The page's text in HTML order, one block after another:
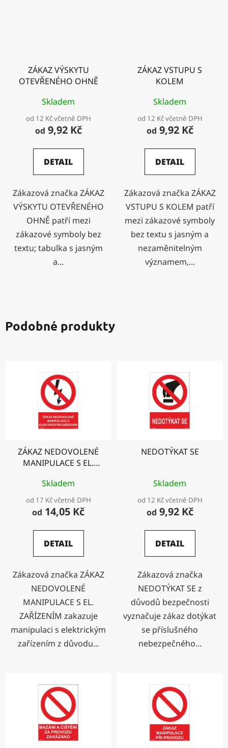
ZÁKAZ VÝSKYTU
OTEVŘENÉHO OHNĚ
Skladem
od 12 Kč včetně DPH
od 9,92 Kč
DETAIL
Zákazová značka ZÁKAZ
VÝSKYTU OTEVŘENÉHO
OHNĚ patří mezi
zákazové symboly bez
textu; tabulka s jasným
a...
ZÁKAZ VSTUPU S
KOLEM
Skladem
od 12 Kč včetně DPH
od 9,92 Kč
DETAIL
Zákazová značka ZÁKAZ
VSTUPU S KOLEM patří
mezi zákazové symboly
bez textu s jasným a
nezaměnitelným
významem,...
Podobné produkty
ZÁKAZ NEDOVOLENÉ
MANIPULACE S EL.
Skladem
od 17 Kč včetně DPH
od 14,05 Kč
DETAIL
Zákazová značka ZÁKAZ
NEDOVOLENÉ
MANIPULACE S EL.
ZAŘÍZENÍM zakazuje
manipulaci s elektrickým
zařízením z důvodu...
NEDOTÝKAT SE
Skladem
od 12 Kč včetně DPH
od 9,92 Kč
DETAIL
Zákazová značka
NEDOTÝKAT SE z
důvodů bezpečnosti
vyznačuje zákaz dotýkat
se příslušného
nebezpečného...